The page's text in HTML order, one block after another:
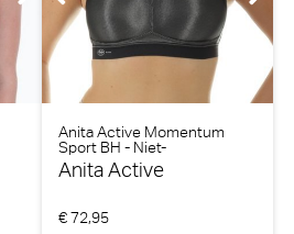
Anita Active Momentum
Sport BH - Niet-
voorgevormd (Zwart)
Anita Active
€ 72,95